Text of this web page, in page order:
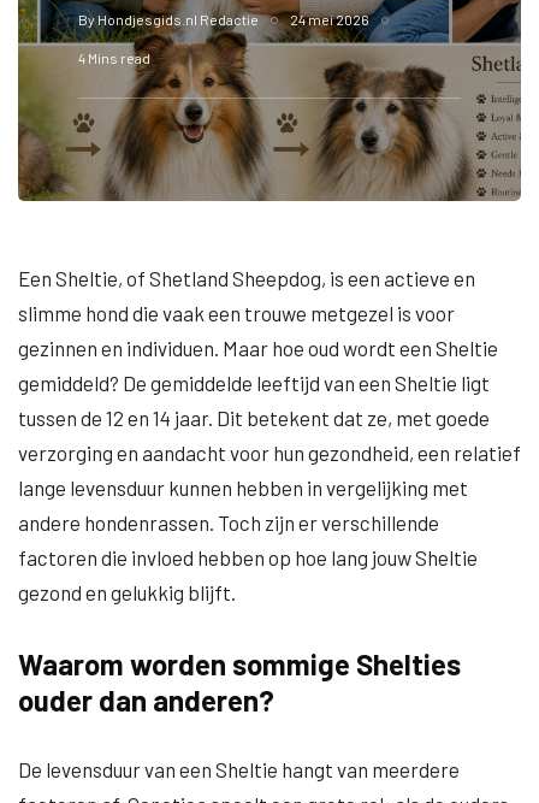
ByHondjesgids.nl Redactie 24 mei 2026
4 Mins read
Een Sheltie, of Shetland Sheepdog, is een actieve en
slimme hond die vaak een trouwe metgezel is voor
gezinnen en individuen. Maar hoe oud wordt een Sheltie
gemiddeld? De gemiddelde leeftijd van een Sheltie ligt
tussen de 12 en 14 jaar. Dit betekent dat ze, met goede
verzorging en aandacht voor hun gezondheid, een relatief
lange levensduur kunnen hebben in vergelijking met
andere hondenrassen. Toch zijn er verschillende
factoren die invloed hebben op hoe lang jouw Sheltie
gezond en gelukkig blijft.
Waarom worden sommige Shelties
ouder dan anderen?
De levensduur van een Sheltie hangt van meerdere